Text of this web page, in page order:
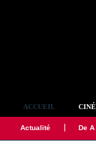
ACCUEIL
Actualité De A